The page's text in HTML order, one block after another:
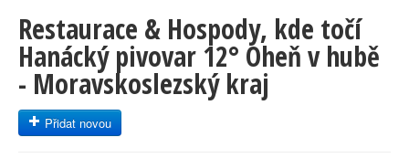
Restaurace & Hospody, kde točí
Hanácký pivovar 12° Oheň v hubě
- Moravskoslezský kraj
Přidat novou